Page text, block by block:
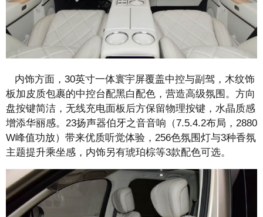
内饰方面，30英寸一体寰宇屏覆盖中控与副驾，木纹饰
板加皮质包裹的中控台配黑白配色，营造高级氛围。方向
盘按键简洁，无线充电面板后方保留物理按键，水晶质感
增添华丽感。23扬声器伯牙之音音响（7.5.4.2布局，2880
W峰值功放）带来优质听觉体验，256色氛围灯与3种香氛
主题提升乘坐感，内饰另有琥珀棕等3款配色可选。